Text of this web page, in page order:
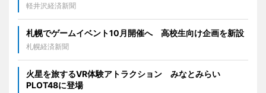
軽井沢経済新聞
札幌でゲームイベント10月開催へ 高校生向け企画を新設
札幌経済新聞
火星を旅するVR体験アトラクション みなとみらい
PLOT48に登場